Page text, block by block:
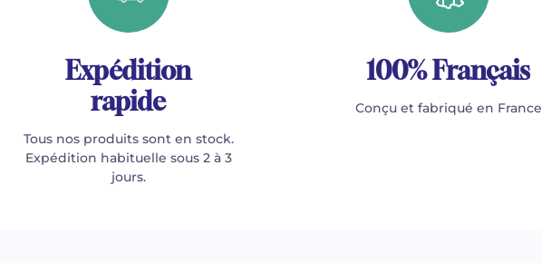
Expédition
rapide
Tous nos produits sont en stock.
Expédition habituelle sous 2 à 3
jours.
100% Français
Conçu et fabriqué en France